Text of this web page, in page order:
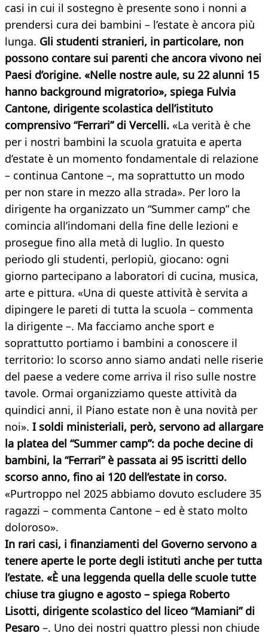
casi in cui il sostegno è presente sono i nonni a
prendersi cura dei bambini – l’estate è ancora più
lunga. Gli studenti stranieri, in particolare, non
possono contare sui parenti che ancora vivono nei
Paesi d’origine. «Nelle nostre aule, su 22 alunni 15
hanno background migratorio», spiega Fulvia
Cantone, dirigente scolastica dell’istituto
comprensivo “Ferrari” di Vercelli. «La verità è che
per i nostri bambini la scuola gratuita e aperta
d’estate è un momento fondamentale di relazione
– continua Cantone –, ma soprattutto un modo
per non stare in mezzo alla strada». Per loro la
dirigente ha organizzato un “Summer camp” che
comincia all’indomani della fine delle lezioni e
prosegue fino alla metà di luglio. In questo
periodo gli studenti, perlopiù, giocano: ogni
giorno partecipano a laboratori di cucina, musica,
arte e pittura. «Una di queste attività è servita a
dipingere le pareti di tutta la scuola – commenta
la dirigente –. Ma facciamo anche sport e
soprattutto portiamo i bambini a conoscere il
territorio: lo scorso anno siamo andati nelle riserie
del paese a vedere come arriva il riso sulle nostre
tavole. Ormai organizziamo queste attività da
quindici anni, il Piano estate non è una novità per
noi». I soldi ministeriali, però, servono ad allargare
la platea del “Summer camp”: da poche decine di
bambini, la “Ferrari” è passata ai 95 iscritti dello
scorso anno, fino ai 120 dell’estate in corso.
«Purtroppo nel 2025 abbiamo dovuto escludere 35
ragazzi – commenta Cantone – ed è stato molto
doloroso».
In rari casi, i finanziamenti del Governo servono a
tenere aperte le porte degli istituti anche per tutta
l’estate. «È una leggenda quella delle scuole tutte
chiuse tra giugno e agosto – spiega Roberto
Lisotti, dirigente scolastico del liceo “Mamiani” di
Pesaro –. Uno dei nostri quattro plessi non chiude